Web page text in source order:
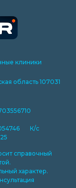
клиники
область 107031
К/с
справочный
характер.